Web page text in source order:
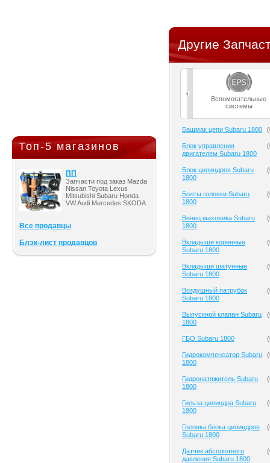
Топ-5 магазинов
ПП
Запчасти под заказ Mazda
Nissan Toyota Lexus
Mitsubishi Subaru Honda
VW Audi Mercedes SKODA
Все продавцы
Блэк-лист продавцов
Другие
Вспомогательные
системы
Башмак цепи Subaru 1800 (
Блок управления
двигателем Subaru 1800
(
Блок цилиндров Subaru
1800
(
Болты головки Subaru
1800
(
Венец маховика Subaru
1800
(
Вкладыши коренные
Subaru 1800
(
Вкладыши шатунные
Subaru 1800
(
Воздушный патрубок
Subaru 1800
(
Выпускной клапан Subaru
1800
(
ГБО Subaru 1800 (
Гидрокомпенсатор Subaru
1800
(
Гидронатяжитель Subaru
1800
(
Гильза цилиндра Subaru
1800
(
Головка блока цилиндров
Subaru 1800
(
Датчик абсолютного
давления Subaru 1800
(